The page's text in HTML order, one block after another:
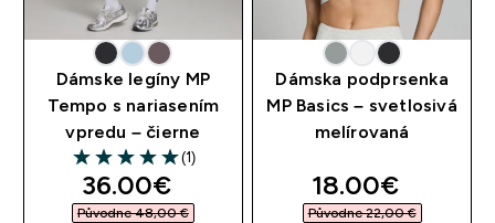
Dámske legíny MP
Tempo s nariasením
vpredu – čierne
5 out of 5 stars
(1)
discounted price
36.00€‎
Původne 48,00 €‎
Dámska podprsenka
MP Basics – svetlosivá
melírovaná
discounted
18.00€‎
Původne 22,00 €‎